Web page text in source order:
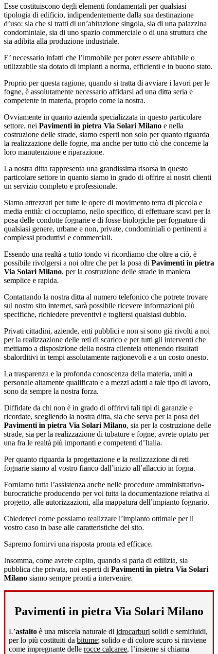
Esse costituiscono degli elementi fondamentali per qualsiasi
tipologia di edificio, indipendentemente dalla sua destinazione
d’uso: sia che si tratti di un’abitazione singola, sia di una palazzina
condominiale, sia di uno spazio commerciale o di una struttura che
sia adibita alla produzione industriale.
E’ necessario infatti che l’immobile per poter essere abitabile o
utilizzabile sia dotato di impianti a norma, efficienti e in buono stato.
Proprio per questa ragione, quando si tratta di avviare i lavori per le
fogne, è assolutamente necessario affidarsi ad una ditta seria e
competente in materia, proprio come la nostra.
Ovviamente in quanto azienda specializzata in questo particolare
settore, nei Pavimenti in pietra Via Solari Milano e nella
costruzione delle strade, siamo esperti non solo per quanto riguarda
la realizzazione delle fogne, ma anche per tutto ciò che concerne la
loro manutenzione e riparazione.
La nostra ditta rappresenta una grandissima risorsa in questo
particolare settore in quanto siamo in grado di offrire ai nostri clienti
un servizio completo e professionale.
Siamo attrezzati per tutte le opere di movimento terra di piccola e
media entità: ci occupiamo, nello specifico, di effettuare scavi per la
posa delle condotte fognarie e di fosse biologiche per fognature di
qualsiasi genere, urbane e non, private, condominiali o pertinenti a
complessi produttivi e commerciali.
Essendo una realtà a tutto tondo vi ricordiamo che oltre a ciò, è
possibile rivolgersi a noi oltre che per la posa di Pavimenti in pietra
Via Solari Milano, per la costruzione delle strade in maniera
semplice e rapida.
Contattando la nostra ditta al numero telefonico che potrete trovare
sul nostro sito internet, sarà possibile ricevere informazioni più
specifiche, richiedere preventivi e togliersi qualsiasi dubbio.
Privati cittadini, aziende, enti pubblici e non si sono già rivolti a noi
per la realizzazione delle reti di scarico e per tutti gli interventi che
mettiamo a disposizione della nostra clientela ottenendo risultati
sbalorditivi in tempi assolutamente ragionevoli e a un costo onesto.
La trasparenza e la profonda conoscenza della materia, uniti a
personale altamente qualificato e a mezzi adatti a tale tipo di lavoro,
sono da sempre la nostra forza.
Diffidate da chi non è in grado di offrirvi tali tipi di garanzie e
ricordate, scegliendo la nostra ditta, sia che serva per la posa dei
Pavimenti in pietra Via Solari Milano, sia per la costruzione delle
strade, sia per la realizzazione di tubature e fogne, avrete optato per
una fra le realtà più importanti e competenti d’Italia.
Per quanto riguarda la progettazione e la realizzazione di reti
fognarie siamo al vostro fianco dall’inizio all’allaccio in fogna.
Forniamo tutta l’assistenza anche nelle procedure amministrativo-
burocratiche producendo per voi tutta la documentazione relativa al
progetto, alle autorizzazioni, alla mappatura dell’impianto fognario.
Chiedeteci come possiamo realizzare l’impianto ottimale per il
vostro caso in base alle caratteristiche del sito.
Sapremo fornirvi una risposta pronta ed efficace.
Insomma, come avrete capito, quando si parla di edilizia, sia
pubblica che privata, noi esperti di Pavimenti in pietra Via Solari
Milano siamo sempre pronti a intervenire.
Pavimenti in pietra Via Solari Milano
L’asfalto è una miscela naturale di idrocarburi solidi e semifluidi,
per lo più costituiti da bitume; solido e di colore scuro si rinviene
come impregnante delle rocce calcaree, l’insieme si chiama